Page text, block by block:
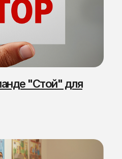
"Стой" для